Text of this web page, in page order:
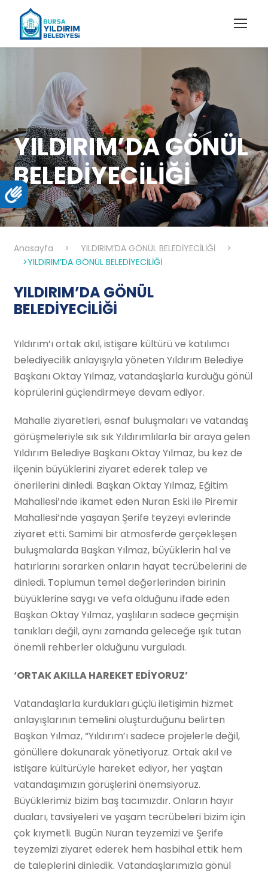
YILDIRIM’DA GÖNÜL
BELEDİYECİLİĞİ
Anasayfa > YILDIRIM’DA GÖNÜL BELEDİYECİLİĞİ
>
>YILDIRIM’DA GÖNÜL BELEDİYECİLİĞİ
YILDIRIM’DA GÖNÜL
BELEDİYECİLİĞİ
Yıldırım’ı ortak akıl, istişare kültürü ve katılımcı
belediyecilik anlayışıyla yöneten Yıldırım Belediye
Başkanı Oktay Yılmaz, vatandaşlarla kurduğu gönül
köprülerini güçlendirmeye devam ediyor.
Mahalle ziyaretleri, esnaf buluşmaları ve vatandaş
görüşmeleriyle sık sık Yıldırımlılarla bir araya gelen
Yıldırım Belediye Başkanı Oktay Yılmaz, bu kez de
ilçenin büyüklerini ziyaret ederek talep ve
önerilerini dinledi. Başkan Oktay Yılmaz, Eğitim
Mahallesi’nde ikamet eden Nuran Eski ile Piremir
Mahallesi’nde yaşayan Şerife teyzeyi evlerinde
ziyaret etti. Samimi bir atmosferde gerçekleşen
buluşmalarda Başkan Yılmaz, büyüklerin hal ve
hatırlarını sorarken onların hayat tecrübelerini de
dinledi. Toplumun temel değerlerinden birinin
büyüklerine saygı ve vefa olduğunu ifade eden
Başkan Oktay Yılmaz, yaşlıların sadece geçmişin
tanıkları değil, aynı zamanda geleceğe ışık tutan
önemli rehberler olduğunu vurguladı.
‘ORTAK AKILLA HAREKET EDİYORUZ’
Vatandaşlarla kurdukları güçlü iletişimin hizmet
anlayışlarının temelini oluşturduğunu belirten
Başkan Yılmaz, “Yıldırım’ı sadece projelerle değil,
gönüllere dokunarak yönetiyoruz. Ortak akıl ve
istişare kültürüyle hareket ediyor, her yaştan
vatandaşımızın görüşlerini önemsiyoruz.
Büyüklerimiz bizim baş tacımızdır. Onların hayır
duaları, tavsiyeleri ve yaşam tecrübeleri bizim için
çok kıymetli. Bugün Nuran teyzemizi ve Şerife
teyzemizi ziyaret ederek hem hasbihal ettik hem
de taleplerini dinledik. Vatandaşlarımızla gönül